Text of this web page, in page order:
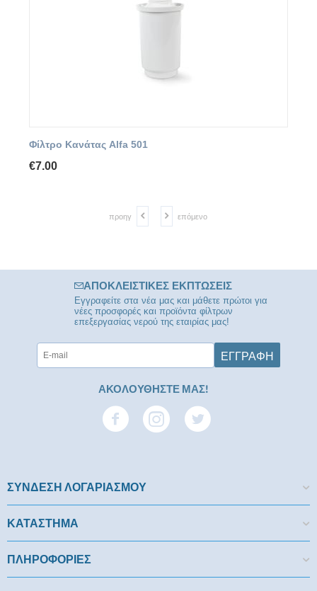
Φίλτρο Κανάτας Alfa 501
€7.00
προηγ επόμενο
ΑΠΟΚΛΕΙΣΤΙΚΈΣ ΕΚΠΤΏΣΕΙΣ
Εγγραφείτε στα νέα μας και μάθετε πρώτοι για
νέες προσφορές και προϊόντα φίλτρων
επεξεργασίας νερού της εταιρίας μας!
ΕΓΓΡΑΦΉ
ΑΚΟΛΟΥΘΗΣΤΕ ΜΑΣ!
ΣΥΝΔΕΣΗ ΛΟΓΑΡΙΑΣΜΟΥ​
ΚΑΤΑΣΤΗΜΑ
ΠΛΗΡΟΦΟΡΙΕΣ